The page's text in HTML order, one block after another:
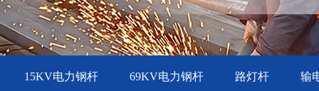
15KV电力钢杆 69KV电力钢杆 路灯杆 输